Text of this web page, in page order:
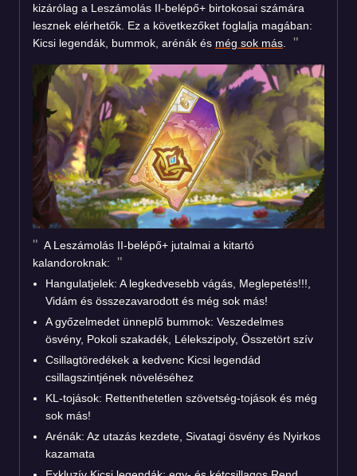
kizárólag a Leszámolás II-belépő+ birtokosai számára
lesznek elérhetők. Ez a következőket foglalja magában:
Kicsi legendák, bummok, arénák és még sok más
A Leszámolás II-belépő+ jutalmai a kitartó
kalandoroknak:
Hangulatjelek: A legkedvesebb vágás, Meglepetés!!!,
Vidám és összezavarodott és még sok más!
A győzelmedet ünneplő bummok: Veszedelmes
ösvény, Pokoli szakadék, Lélekszipoly, Összetört szív
Csillagtöredékek a kedvenc Kicsi legendád
csillagszintjének növeléséhez
KL-tojások: Rettenthetetlen szövetség-tojások és még
sok más!
Arénák: Az utazás kezdete, Sivatagi ösvény és Nyirkos
kazamata